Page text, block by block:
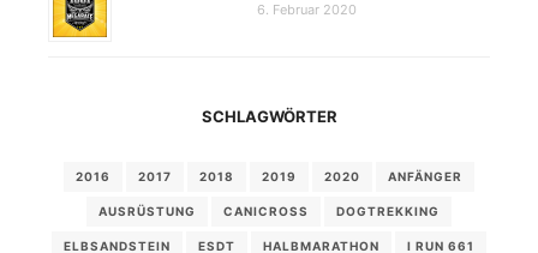
6. Februar 2020
SCHLAGWÖRTER
2016 2017 2018 2019 2020 ANFÄNGER
AUSRÜSTUNG CANICROSS DOGTREKKING
ELBSANDSTEIN ESDT HALBMARATHON I RUN 661